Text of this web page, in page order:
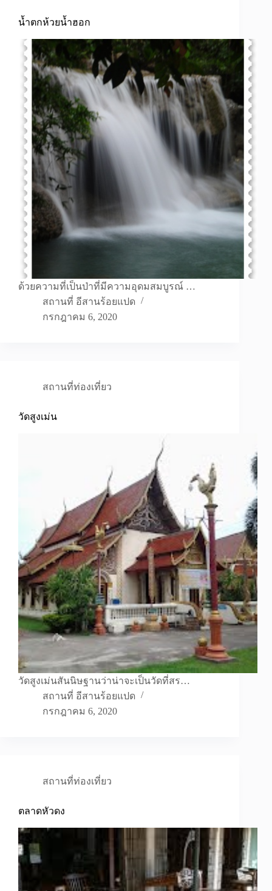
น้ำตกห้วยน้ำฮอก
ด้วยความที่เป็นป่าที่มีความอุดมสมบูรณ์ …
สถานที่ อีสานร้อยแปด
กรกฎาคม 6, 2020
สถานที่ท่องเที่ยว
วัดสูงเม่น
วัดสูงเม่นสันนิษฐานว่าน่าจะเป็นวัดที่สร…
สถานที่ อีสานร้อยแปด
กรกฎาคม 6, 2020
สถานที่ท่องเที่ยว
ตลาดหัวดง